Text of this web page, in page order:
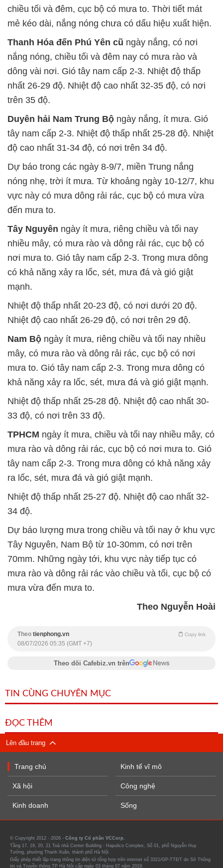
chiều tối và đêm, cục bộ có mưa to. Thời tiết mát
mẻ kéo dài, nắng nóng chưa có dấu hiệu xuất hiện.
Thanh Hóa đến Phú Yên cũ ngày nắng, có nơi
nắng nóng, chiều tối và đêm nay có mưa rào và
dông vài nơi. Gió tây nam cấp 2-3. Nhiệt độ thấp
nhất 26-29 độ. Nhiệt độ cao nhất 32-35 độ, có nơi
trên 35 độ.
Duyên hải Nam Trung Bộ ngày nắng, ít mưa. Gió
tây nam cấp 2-3. Nhiệt độ thấp nhất 25-28 độ. Nhiệt
độ cao nhất 31-34 độ, có nơi trên 34 độ.
Dự báo trong các ngày 8-9/7, miền Trung nắng
nóng nhẹ, trời ít mưa. Từ khoảng ngày 10-12/7, khu
vực này có mưa dông rải rác, cục bộ có mưa vừa
đến mưa to.
Tây Nguyên ngày ít mưa, riêng chiều và tối nay
nhiều mây, có mưa rào và dông rải rác, cục bộ có
nơi mưa to. Gió tây nam cấp 2-3. Trong mưa dông
có khả năng xảy ra lốc, sét, mưa đá và gió giật
mạnh.
Nhiệt độ thấp nhất 20-23 độ, có nơi dưới 20 độ.
Nhiệt độ cao nhất 26-29 độ, có nơi trên 29 độ.
Nam Bộ ngày ít mưa, riêng chiều và tối nay nhiều
mây, có mưa rào và dông rải rác, cục bộ có nơi
mưa to. Gió tây nam cấp 2-3. Trong mưa dông có
khả năng xảy ra lốc, sét, mưa đá và gió giật mạnh.
Nhiệt độ thấp nhất 25-28 độ. Nhiệt độ cao nhất 30-
33 độ, có nơi trên 33 độ.
TPHCM ngày ít mưa, chiều và tối nay nhiều mây, có
mưa rào và dông rải rác, cục bộ có nơi mưa to. Gió
tây nam cấp 2-3. Trong mưa dông có khả năng xảy
ra lốc, sét, mưa đá và gió giật mạnh.
Nhiệt độ thấp nhất 25-27 độ. Nhiệt độ cao nhất 32-
34 độ.
Dự báo lượng mưa trong chiều và tối nay ở khu vực
Tây Nguyên, Nam Bộ từ 10-30mm, có nơi trên
70mm. Những ngày tới, khu vực này tiếp tục có
mưa rào và dông rải rác vào chiều và tối, cục bộ có
mưa vừa đến mưa to.
Theo Nguyễn Hoài
Theo tienphong.vn Copy link
08/07/2026 05:35 (GMT +7)
Theo dõi Cafebiz.vn trên
TIN CÙNG CHUYÊN MỤC
ĐỌC THÊM
Lên đầu trang
Trang chủ
Xã hội
Kinh doanh
Kinh tế vĩ mô
Công nghệ
Sống
© Copyright 2012 - 2026 - Công ty Cổ phần VCCorp.
Tầng 17, 19, 20, 21 Toà nhà Center Building - Hapulico Complex, Số 01, phố Nguyễn Huy
Tưởng, phường Thanh Xuân, thành phố Hà Nội
Giấy phép thiết lập trang thông tin điện tử tổng hợp trên internet số 3321/GP-TTĐT do Sở Thông
tin và Truyền thông TP Hà Nội cấp ngày 03 tháng 07 năm 2019.